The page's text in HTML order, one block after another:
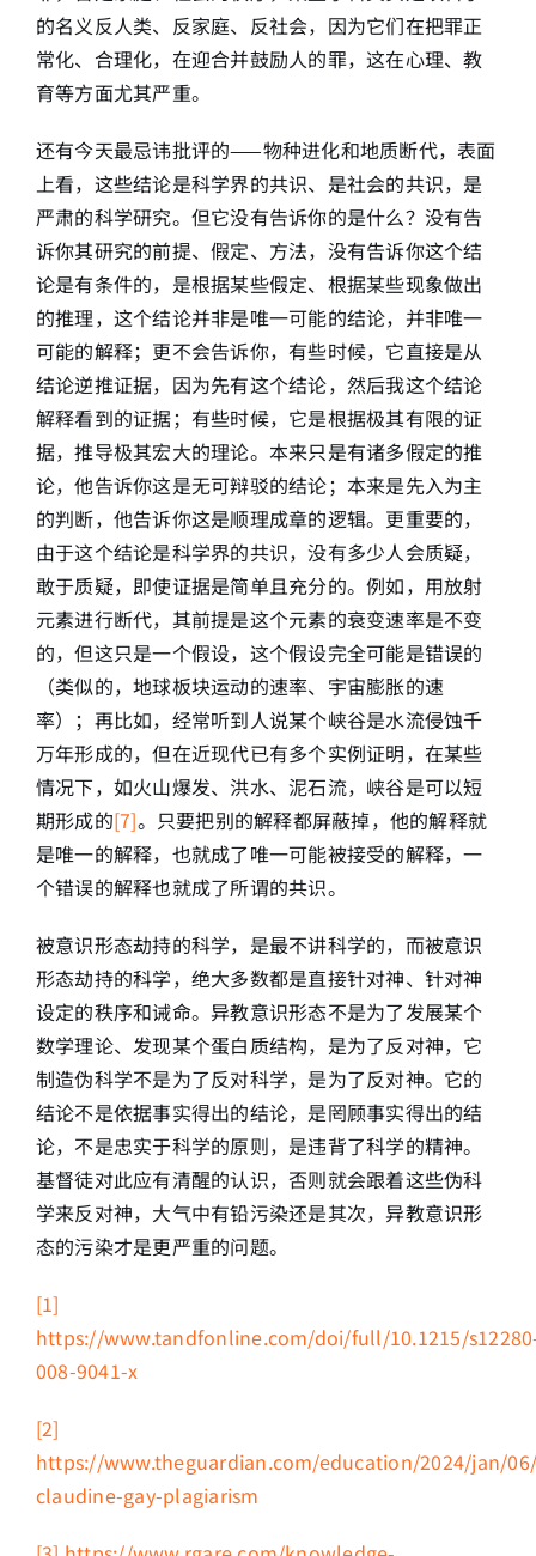
的名义反人类、反家庭、反社会，因为它们在把罪正
常化、合理化，在迎合并鼓励人的罪，这在心理、教
育等方面尤其严重。
还有今天最忌讳批评的——物种进化和地质断代，表面
上看，这些结论是科学界的共识、是社会的共识，是
严肃的科学研究。但它没有告诉你的是什么？没有告
诉你其研究的前提、假定、方法，没有告诉你这个结
论是有条件的，是根据某些假定、根据某些现象做出
的推理，这个结论并非是唯一可能的结论，并非唯一
可能的解释；更不会告诉你，有些时候，它直接是从
结论逆推证据，因为先有这个结论，然后我这个结论
解释看到的证据；有些时候，它是根据极其有限的证
据，推导极其宏大的理论。本来只是有诸多假定的推
论，他告诉你这是无可辩驳的结论；本来是先入为主
的判断，他告诉你这是顺理成章的逻辑。更重要的，
由于这个结论是科学界的共识，没有多少人会质疑，
敢于质疑，即使证据是简单且充分的。例如，用放射
元素进行断代，其前提是这个元素的衰变速率是不变
的，但这只是一个假设，这个假设完全可能是错误的
（类似的，地球板块运动的速率、宇宙膨胀的速
率）；再比如，经常听到人说某个峡谷是水流侵蚀千
万年形成的，但在近现代已有多个实例证明，在某些
情况下，如火山爆发、洪水、泥石流，峡谷是可以短
期形成的[7]。只要把别的解释都屏蔽掉，他的解释就
是唯一的解释，也就成了唯一可能被接受的解释，一
个错误的解释也就成了所谓的共识。
被意识形态劫持的科学，是最不讲科学的，而被意识
形态劫持的科学，绝大多数都是直接针对神、针对神
设定的秩序和诫命。异教意识形态不是为了发展某个
数学理论、发现某个蛋白质结构，是为了反对神，它
制造伪科学不是为了反对科学，是为了反对神。它的
结论不是依据事实得出的结论，是罔顾事实得出的结
论，不是忠实于科学的原则，是违背了科学的精神。
基督徒对此应有清醒的认识，否则就会跟着这些伪科
学来反对神，大气中有铅污染还是其次，异教意识形
态的污染才是更严重的问题。
[1]
https://www.tandfonline.com/doi/full/10.1215/
008-9041-x
[2]
https://www.theguardian.com/education/2024/jan/
claudine-gay-plagiarism